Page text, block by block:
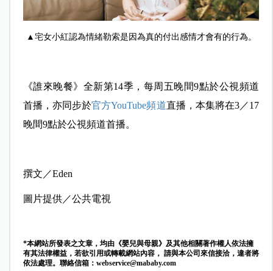
▲宅女小紅認為情緒勒索是因為真的付出感情才會有的行為。
《誰來晚餐》全新第14季，每周五晚間9點於公視頻道
首播，亦同步於官方YouTube頻道直播，本集將在3／17
晚間9點於公視頻道首播。
撰文／Eden
圖片提供／公共電視
*本網站所發表之文章，均由《嬰兒與母親》及其他相關著作權人依法擁
有其法律權益，若欲引用或轉載網站內容， 請與本公司來信接洽，違者將
依法處理。聯絡信箱： webservice@mababy.com